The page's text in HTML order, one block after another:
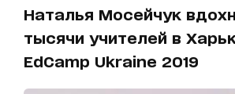
Наталья Мосейчук
тысячи учителей в
EdCamp Ukraine 2019